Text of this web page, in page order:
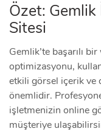
Özet: Gemlik
Sitesi
Gemlik’te başarılı
optimizasyonu,
etkili görsel içerik ve
önemlidir.
işletmenizin online
müşteriye